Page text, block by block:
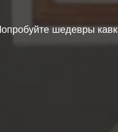
шедевры